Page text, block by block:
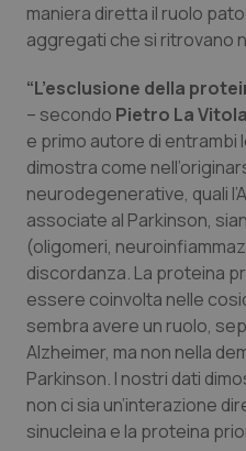
Veneto
Oncoematologia
Oncologia &
Psoriasi & pelle
Quotidiano
Quotidiano
Quotidiano
Quotidiano
Rene & patologie
maniera diretta il ruolo
aggregati che si ritrovano
“L’esclusione della
– secondo Pietro La Vitola
e primo autore di entrambi
dimostra come
neurodegenerative, quali
associate al Parkinson,
(oligomeri,
discordanza. La proteina
essere coinvolta nelle
sembra avere un ruolo,
Alzheimer, ma non nella
Parkinson. I nostri dati
non ci sia un’interazione
sinucleina e la proteina